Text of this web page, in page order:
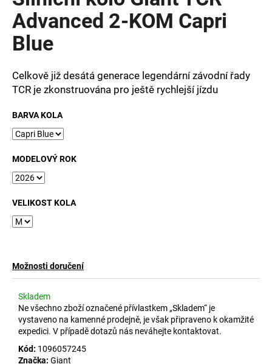
0,0
z
5
hvězdiček.
Advanced 2-KOM Capri
Blue
Celkově již desátá generace legendární závodní řady
TCR je zkonstruována pro ještě rychlejší jízdu
BARVA KOLA
MODELOVÝ ROK
VELIKOST KOLA
Možnosti doručení
Skladem
Ne všechno zboží označené přívlastkem „Skladem“ je
vystaveno na kamenné prodejně, je však připraveno k okamžité
expedici. V případě dotazů nás neváhejte kontaktovat.
Kód: 1096057245
Značka: Giant
a
j
í
?
o
p
u
č
e
m